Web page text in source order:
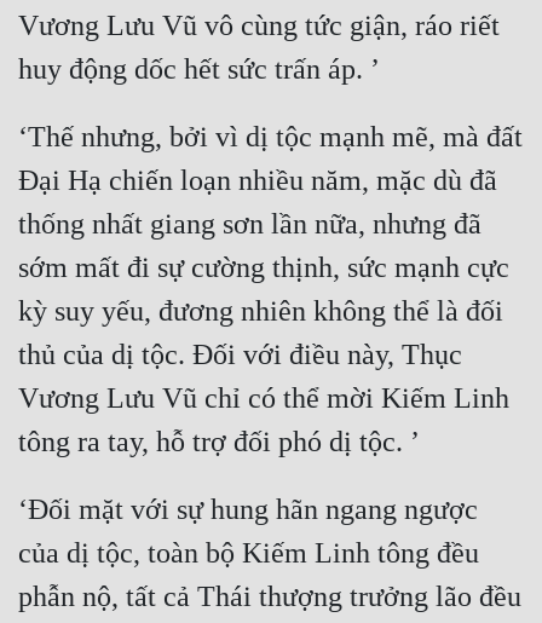
Vương Lưu Vũ vô cùng tức giận, ráo riết
‘Thế nhưng, bởi vì dị tộc mạnh mẽ, mà đất
Đại Hạ chiến loạn nhiều năm, mặc dù đã
thống nhất giang sơn lần nữa, nhưng đã
sớm mất đi sự cường thịnh, sức mạnh cực
kỳ suy yếu, đương nhiên không thể là đối
thủ của dị tộc. Đối với điều này, Thục
Vương Lưu Vũ chỉ có thể mời Kiếm Linh
‘Đối mặt với sự hung hãn ngang ngược
của dị tộc, toàn bộ Kiếm Linh tông đều
phẫn nộ, tất cả Thái thượng trưởng lão đều